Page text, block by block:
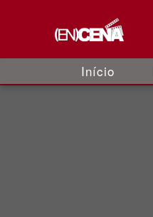
Início